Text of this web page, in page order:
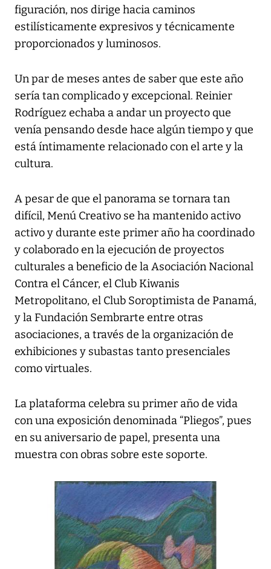
figuración, nos dirige hacia caminos
estilísticamente expresivos y técnicamente
proporcionados y luminosos.
Un par de meses antes de saber que este año
sería tan complicado y excepcional. Reinier
Rodríguez echaba a andar un proyecto que
venía pensando desde hace algún tiempo y que
está íntimamente relacionado con el arte y la
cultura.
A pesar de que el panorama se tornara tan
difícil, Menú Creativo se ha mantenido activo
activo y durante este primer año ha coordinado
y colaborado en la ejecución de proyectos
culturales a beneficio de la Asociación Nacional
Contra el Cáncer, el Club Kiwanis
Metropolitano, el Club Soroptimista de Panamá,
y la Fundación Sembrarte entre otras
asociaciones, a través de la organización de
exhibiciones y subastas tanto presenciales
como virtuales.
La plataforma celebra su primer año de vida
con una exposición denominada “Pliegos”, pues
en su aniversario de papel, presenta una
muestra con obras sobre este soporte.